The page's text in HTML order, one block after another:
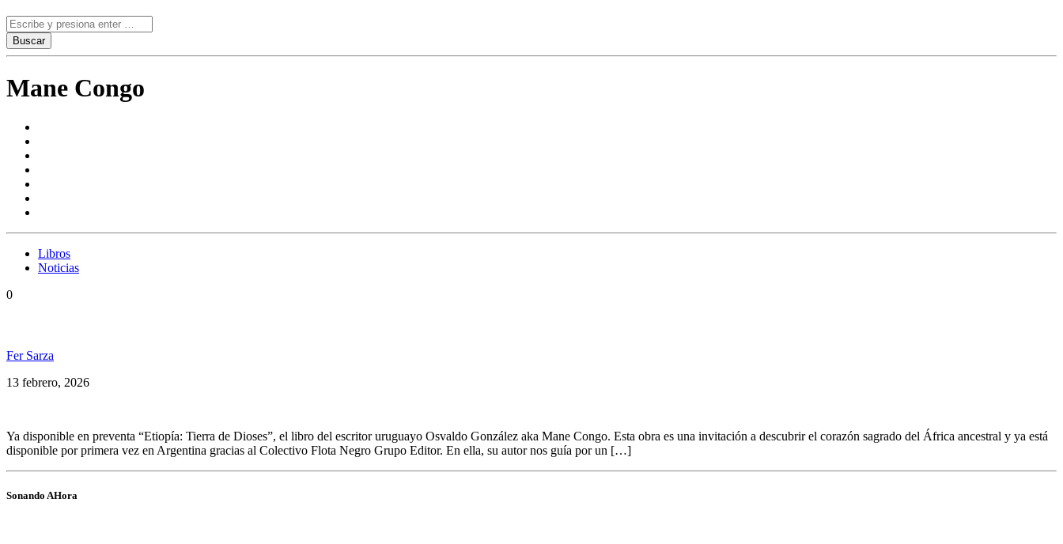
Mane Congo
Libros
Noticias
0
Fer Sarza
13 febrero, 2026
Ya disponible en preventa “Etiopía: Tierra de Dioses”, el libro del escritor uruguayo Osvaldo González aka Mane Congo. Esta obra es una invitación a descubrir el corazón sagrado del África ancestral y ya está
disponible por primera vez en Argentina gracias al Colectivo Flota Negro Grupo Editor. En ella, su autor nos guía por un […]
Sonando AHora